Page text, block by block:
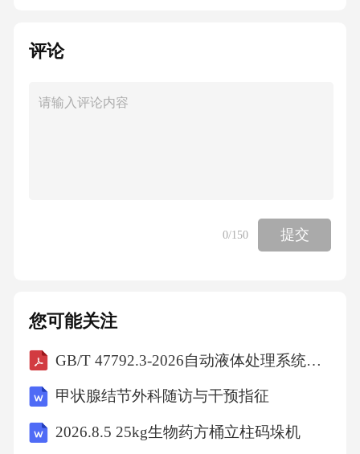
党的十一届三中全会重新确立了马克思主义的
A:思想路线B:群众路线C:组织路线D:政治路线
实践充分证明，改革开放是党和人民大踏步赶
上时代的重要法宝，是坚持和发展中国特色社
会主义的必由之路，是决定当代中国命运的关
键一招，也是决定实现“两个一百年”奋斗目标、
实现中华民族伟大复兴的关键一招。（）
评论
0/150 提交
您可能关注
GB/T 47792.3-2026自动液体处理系统第3部分：容量性能的测定、规范和报告
甲状腺结节外科随访与干预指征
2026.8.5 25kg生物药方桶立柱码垛机